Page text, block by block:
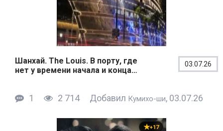
Шанхай. The Louis. В порту, где
нет у времени начала и конца…
03.07.26
1 2 714 Добавил Кумихо-ши, 03.07.26
+17